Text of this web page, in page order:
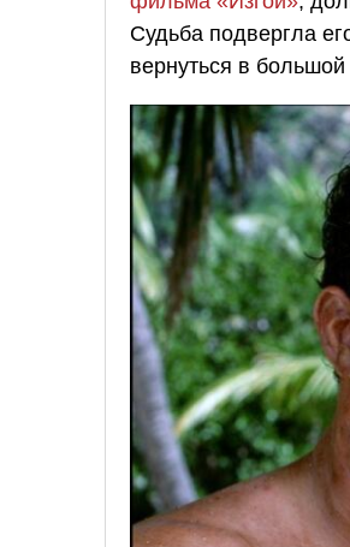
Судьба подвергла
вернуться в